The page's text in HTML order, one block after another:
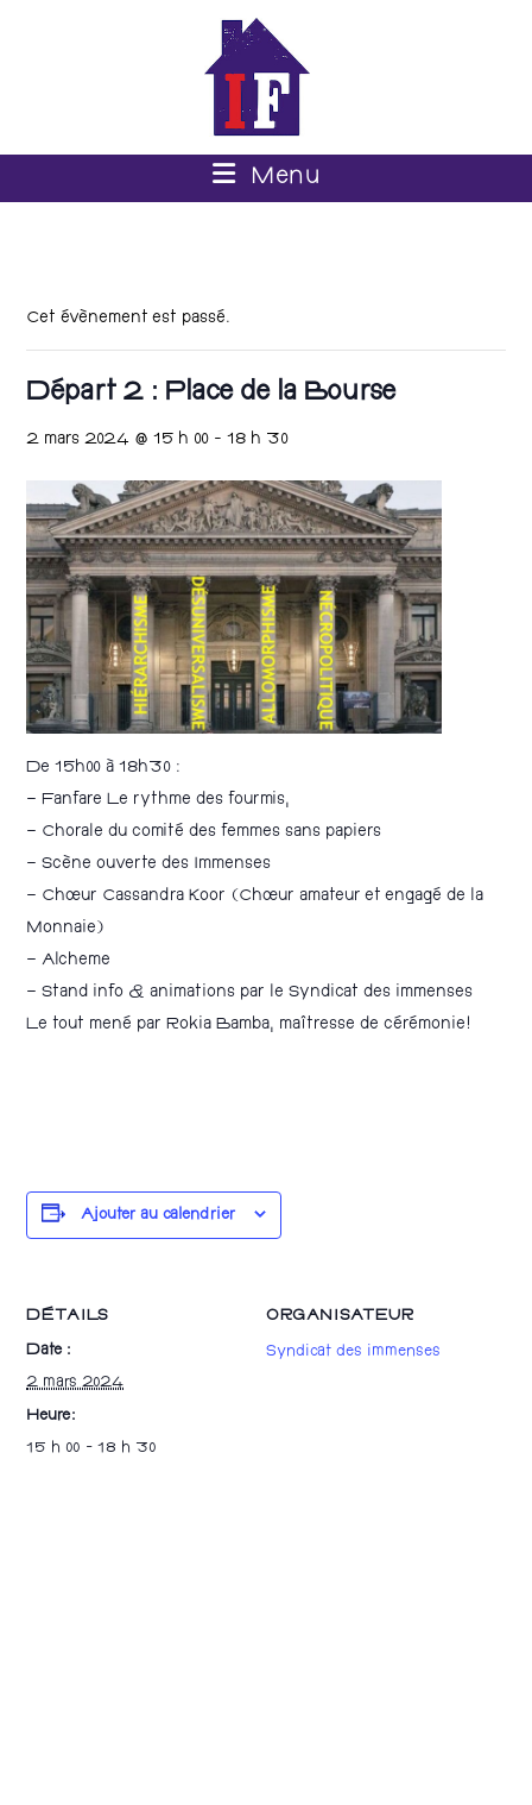
Menu
Cet évènement est passé.
Départ 2 : Place de la Bourse
2 mars 2024 @ 15 h 00 -18 h 30
De 15h00 à 18h30 :
– Fanfare Le rythme des fourmis,
– Chorale du comité des femmes sans papiers
– Scène ouverte des Immenses
– Chœur Cassandra Koor (Chœur amateur et engagé de la
Monnaie)
– Alcheme
– Stand info & animations par le Syndicat des immenses
Le tout mené par Rokia Bamba, maîtresse de cérémonie!
Ajouter au calendrier
DÉTAILS
Date :
2 mars 2024
Heure :
15 h 00 - 18 h 30
ORGANISATEUR
Syndicat des immenses